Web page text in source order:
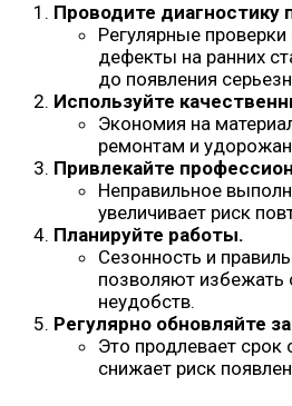
Проводите диагностику
Регулярные
дефекты на ранних
до появления
Используйте
Экономия на
ремонтам и
Привлекайте
Неправильное
увеличивает риск
Планируйте работы.
Сезонность и
позволяют избежать
неудобств.
Регулярно обновляйте
Это продлевает
снижает риск